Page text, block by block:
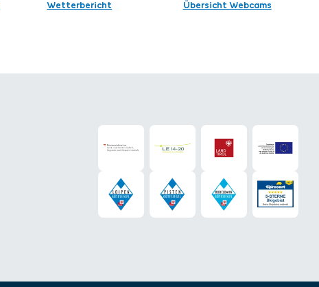
Wetterbericht Übersicht Webcams